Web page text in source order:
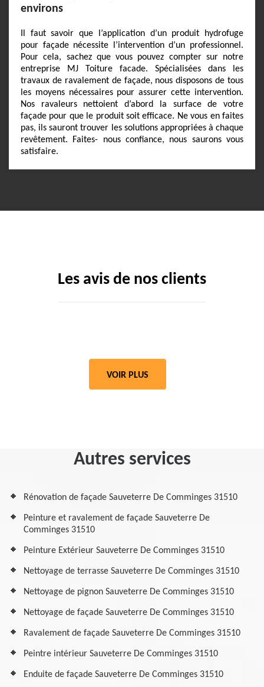
environs
Il faut savoir que l’application d’un produit hydrofuge
pour façade nécessite l’intervention d’un professionnel.
Pour cela, sachez que vous pouvez compter sur notre
entreprise MJ Toiture facade. Spécialisées dans les
travaux de ravalement de façade, nous disposons de tous
les moyens nécessaires pour assurer cette intervention.
Nos ravaleurs nettoient d’abord la surface de votre
façade pour que le produit soit efficace. Ne vous en faites
pas, ils sauront trouver les solutions appropriées à chaque
revêtement. Faites- nous confiance, nous saurons vous
satisfaire.
Les avis de nos clients
VOIR PLUS
Autres services
Rénovation de façade Sauveterre De Comminges 31510
Peinture et ravalement de façade Sauveterre De
Comminges 31510
Peinture Extérieur Sauveterre De Comminges 31510
Nettoyage de terrasse Sauveterre De Comminges 31510
Nettoyage de pignon Sauveterre De Comminges 31510
Nettoyage de façade Sauveterre De Comminges 31510
Ravalement de façade Sauveterre De Comminges 31510
Peintre intérieur Sauveterre De Comminges 31510
Enduite de façade Sauveterre De Comminges 31510